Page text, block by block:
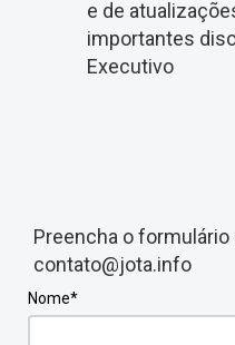
e de
importantes
Executivo
Preencha o
contato@jota.info
Nome*